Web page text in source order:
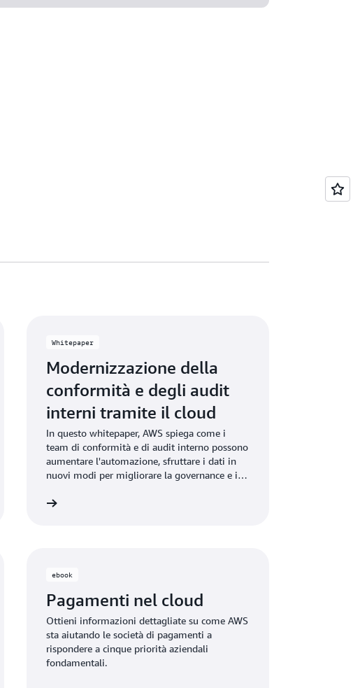
Whitepaper
Modernizzazione della
conformità e degli audit
interni tramite il cloud
In questo whitepaper, AWS spiega come i
team di conformità e di audit interno possono
aumentare l'automazione, sfruttare i dati in
nuovi modi per migliorare la governance e il
utilizzando il cloud.
ebook
Pagamenti nel cloud
Ottieni informazioni dettagliate su come AWS
sta aiutando le società di pagamenti a
rispondere a cinque priorità aziendali
fondamentali.